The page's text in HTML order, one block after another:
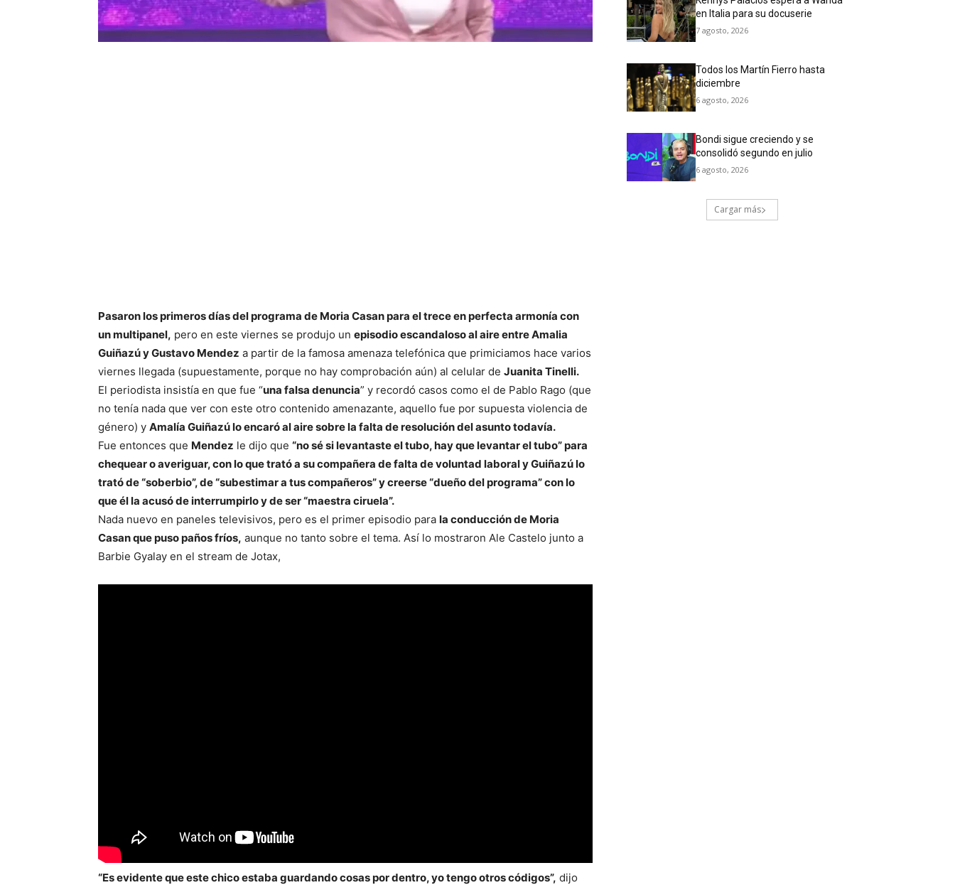
Pasaron los primeros días del programa de Moria Casan para el trece en perfecta armonía con
un multipanel, pero en este viernes se produjo un episodio escandaloso al aire entre Amalia
Guiñazú y Gustavo Mendez a partir de la famosa amenaza telefónica que primiciamos hace varios
viernes llegada (supuestamente, porque no hay comprobación aún) al celular de Juanita Tinelli.
El periodista insistía en que fue “una falsa denuncia” y recordó casos como el de Pablo Rago (que
no tenía nada que ver con este otro contenido amenazante, aquello fue por supuesta violencia de
género) y Amalía Guiñazú lo encaró al aire sobre la falta de resolución del asunto todavía.
Fue entonces que Mendez le dijo que “no sé si levantaste el tubo, hay que levantar el tubo” para
chequear o averiguar, con lo que trató a su compañera de falta de voluntad laboral y Guiñazú lo
trató de “soberbio”, de “subestimar a tus compañeros” y creerse “dueño del programa” con lo
que él la acusó de interrumpirlo y de ser “maestra ciruela”.
Nada nuevo en paneles televisivos, pero es el primer episodio para la conducción de Moria
Casan que puso paños fríos, aunque no tanto sobre el tema. Así lo mostraron Ale Castelo junto a
Barbie Gyalay en el stream de Jotax,
“Es evidente que este chico estaba guardando cosas por dentro, yo tengo otros códigos”, dijo
en Italia para su docuserie
7 agosto, 2026
Todos los Martín Fierro hasta
diciembre
6 agosto, 2026
Bondi sigue creciendo y se
consolidó segundo en julio
6 agosto, 2026
Cargar más